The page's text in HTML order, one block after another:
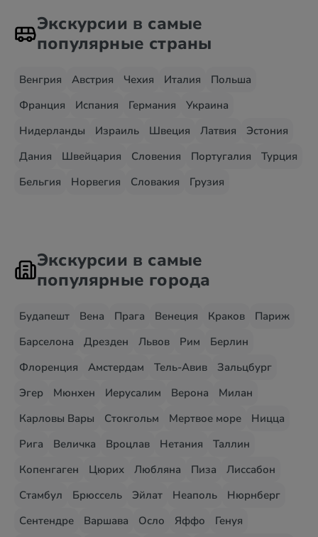
Экскурсии в самые
популярные страны
Венгрия Австрия Чехия Италия
Польша
Франция
Испания Германия
Украина
Нидерланды
Израиль Швеция Латвия
Эстония
Дания
Швейцария Словения Португалия
Турция
Бельгия
Норвегия Словакия Грузия
Экскурсии в самые
популярные города
Будапешт Вена Прага Венеция Краков
Париж
Барселона
Дрезден Львов Рим
Берлин
Флоренция
Амстердам Тель-Авив
Зальцбург
Эгер
Мюнхен Иерусалим Верона
Милан
Карловы Вары
Стокгольм Мертвое море
Ницца
Рига
Величка Вроцлав Нетания
Таллин
Копенгаген
Цюрих Любляна Пиза
Лиссабон
Стамбул
Брюссель Эйлат Неаполь
Нюрнберг
Сентендре
Варшава Осло Яффо
Генуя